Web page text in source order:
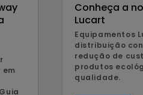
Conheça a
Lucart
Equipamentos
distribuição
redução de
produtos
qualidade.